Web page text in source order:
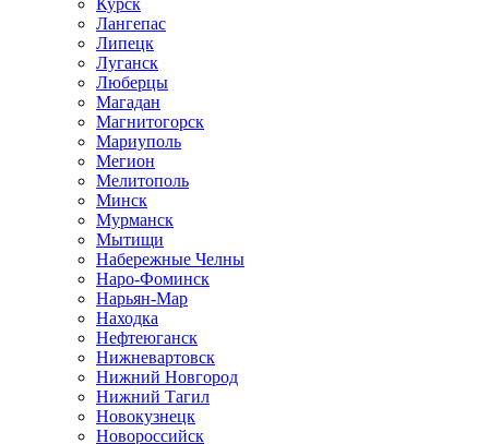
Курск
Лангепас
Липецк
Луганск
Люберцы
Магадан
Магнитогорск
Мариуполь
Мегион
Мелитополь
Минск
Мурманск
Мытищи
Набережные Челны
Наро-Фоминск
Нарьян-Мар
Находка
Нефтеюганск
Нижневартовск
Нижний Новгород
Нижний Тагил
Новокузнецк
Новороссийск